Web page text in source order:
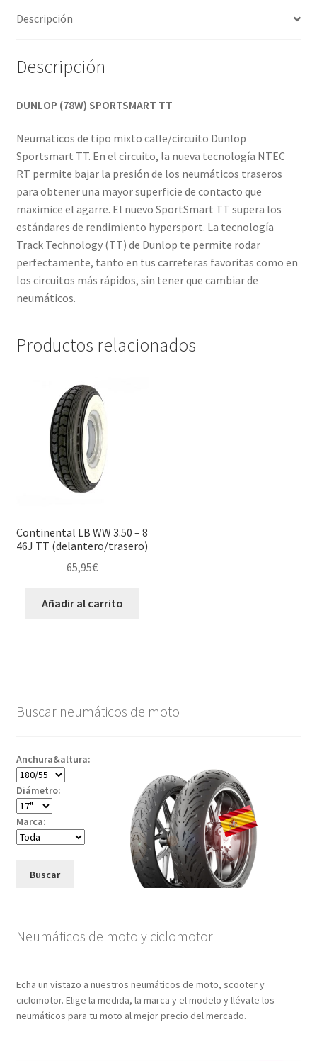
Descripción
Descripción
DUNLOP (78W) SPORTSMART TT
Neumaticos de tipo mixto calle/circuito Dunlop
Sportsmart TT. En el circuito, la nueva tecnología NTEC
RT permite bajar la presión de los neumáticos traseros
para obtener una mayor superficie de contacto que
maximice el agarre. El nuevo SportSmart TT supera los
estándares de rendimiento hypersport. La tecnología
Track Technology (TT) de Dunlop te permite rodar
perfectamente, tanto en tus carreteras favoritas como en
los circuitos más rápidos, sin tener que cambiar de
neumáticos.
Productos relacionados
Continental LB WW 3.50 – 8
46J TT (delantero/trasero)
65,95€
Añadir al carrito
Buscar neumáticos de moto
Anchura&altura:
Diámetro:
Marca:
Buscar
Neumáticos de moto y ciclomotor
Echa un vistazo a nuestros neumáticos de moto, scooter y
ciclomotor. Elige la medida, la marca y el modelo y llévate los
neumáticos para tu moto al mejor precio del mercado.